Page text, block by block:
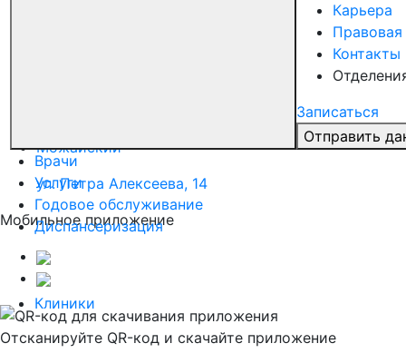
Карьера
Контакты
Записаться
Отправить
Врачи
Услуги
Годовое обслуживание
Диспансеризация
Клиники
Можайский
ул. Петра Алексеева, 14
Мобильное приложение
Отсканируйте QR-код и скачайте приложение